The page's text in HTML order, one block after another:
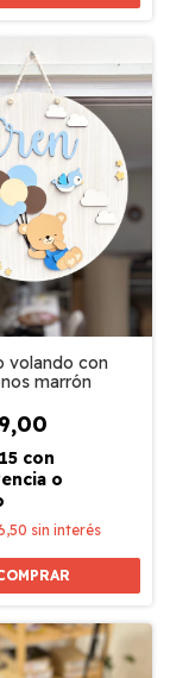
volando con
marrón
con
o
sin interés